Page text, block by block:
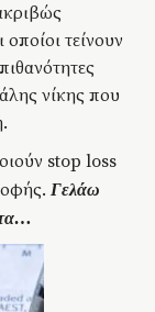
τείνουν
νίκης που
stop loss
Γελάω